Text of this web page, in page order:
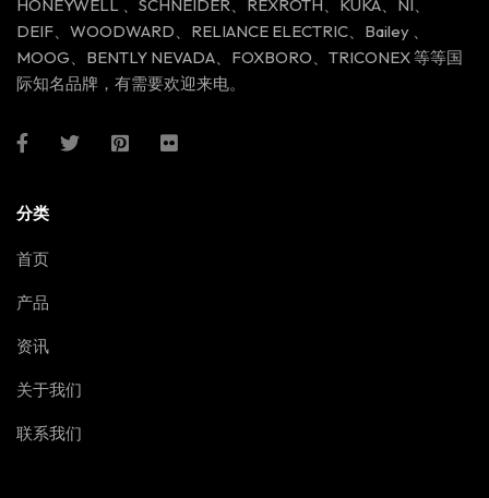
HONEYWELL 、SCHNEIDER、REXROTH、KUKA、NI、
DEIF、WOODWARD、RELIANCE ELECTRIC、Bailey 、
MOOG、BENTLY NEVADA、FOXBORO、TRICONEX 等等国
际知名品牌，有需要欢迎来电。
分类
首页
产品
资讯
关于我们
联系我们